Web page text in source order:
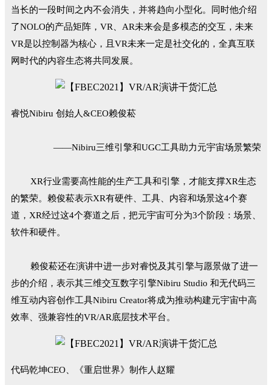
当长的一段时间之内不会消失，并将趋向小型化。同时他介绍
了NOLO的产品矩阵，VR、AR未来会是多模态的交互，未来
VR是以控制器为核心，且VR未来一定是社交化的，全真互联
网时代的内容生态将共同发展。
睿悦Nibiru 创始人&CEO赖俊菘
——Nibiru三维引擎和UGC工具助力元宇宙场景繁荣
XR行业需要高性能的生产工具和引擎，才能支撑XR生态
的繁荣。赖俊菘表示XR有硬件、工具、内容和场景这4个赛
道，XR经过这4个赛道之后，把元宇宙可分为3个阶段：场景、
软件和硬件。
赖俊菘还在演讲中进一步对睿悦及其引擎与愿景做了进一
步的介绍，表示其三维交互数字引擎Nibiru Studio 和无代码三
维互动内容创作工具Nibiru Creator将成为推动构建元宇宙中高
效率、强兼容性的VR/AR底层技术平台。
代码乾坤CEO、《重启世界》制作人赵耀